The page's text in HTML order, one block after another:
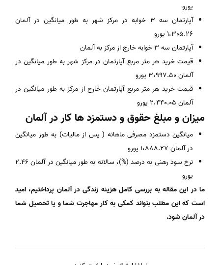
یورو
آپارتمان سه 3 خوابه در مرکز شهر به طور میانگین در آلمان
1،305.26 یورو
آپارتمان سه 3 خوابه خارج از مرکز به آلمان
قیمت خرید هر متر مربع آپارتمان در مرکز شهر به طور میانگین در
آلمان 3،997.50 یورو
قیمت خرید هر متر مربع آپارتمان خارج از مرکز به طور میانگین در
آلمان 2،440.05 یورو
میزان و مبلغ حقوق و دستمزد ها کار در آلمان
میانگین دستمزد مصرفی ماهانه ( پس از مالیات) به طور میانگین
در آلمان 1،888.27 یورو
نرخ سود رهنی به درصد (%)، سالانه به طور میانگین در آلمان 2.46
یورو
ما در این مقاله به بررسی کامل هزینه زندگی در آلمان پرداختیم، امید
است که این مطلب بتواند کمکی به کار مهاجرت شما و یا تحصیل شما
در آلمان شود.